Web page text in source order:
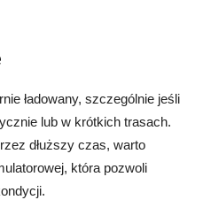
ładowany, szczególnie jeśli
lub w krótkich trasach.
dłuższy czas, warto
która pozwoli